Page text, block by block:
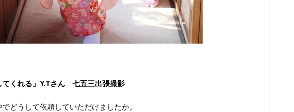
てくれる」Y.Tさん 七五三出張撮影
どうして依頼していただけましたか。